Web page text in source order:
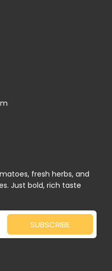
fresh herbs, and
Just bold, rich taste
SUBSCRIBE